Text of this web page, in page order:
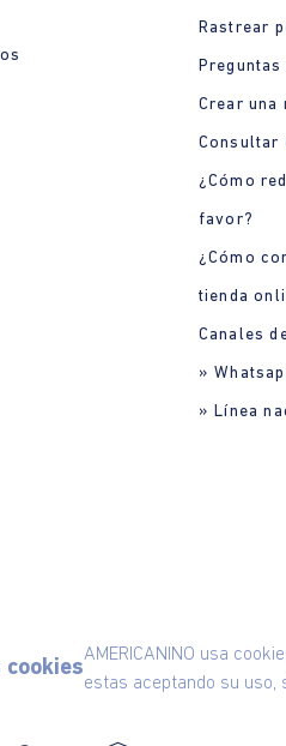
cookies
AMERICANINO usa
estas aceptando su uso,
Rastrear
Crear una
Consultar
¿Cómo
favor?
¿Cómo
tienda
Canales
»
» Línea